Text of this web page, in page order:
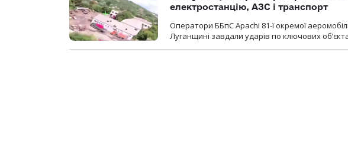
електростанцію, АЗС і транспорт
Оператори ББпС Apachi 81-ї окремої
Луганщині завдали ударів по ключових